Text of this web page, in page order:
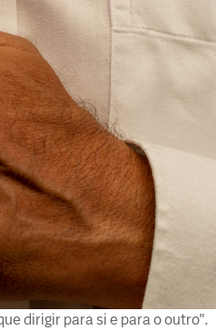
dirigir para si e para o outro".